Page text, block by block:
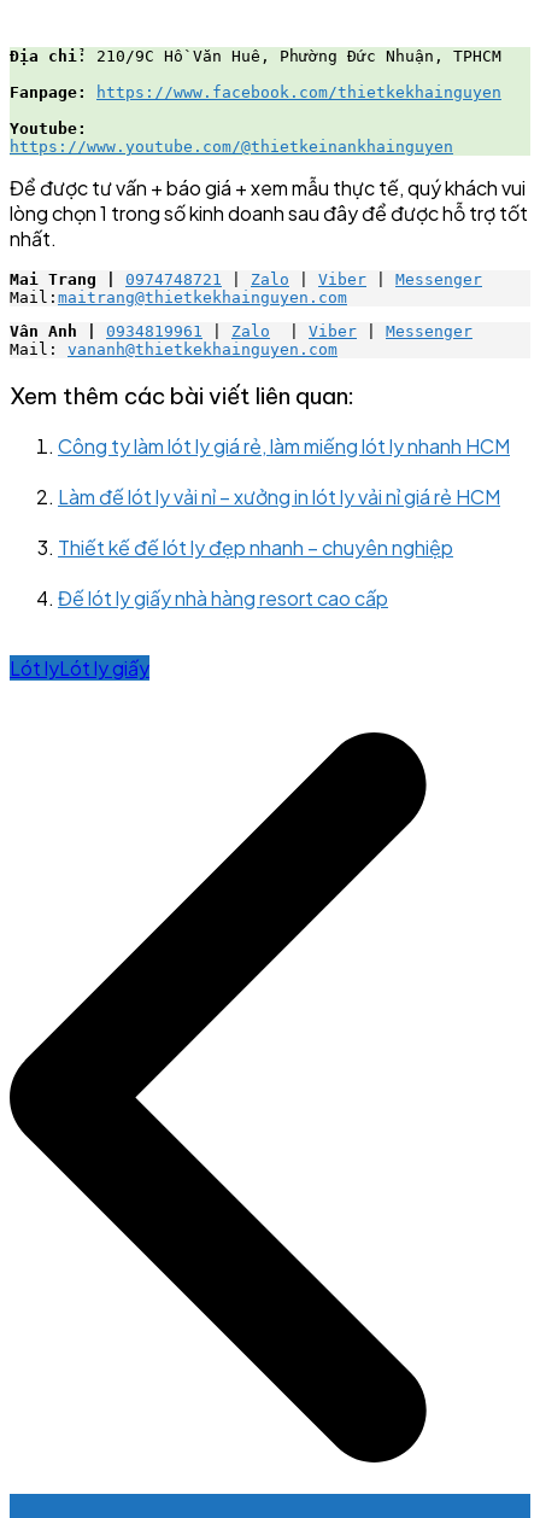
Địa chỉ : 210/9C Hồ Văn Huê, Phường Đức Nhuận, TPHCM
Fanpage:
https://www.facebook.com/thietkekhainguyen
Youtube:
https://www.youtube.com/@thietkeinankhainguyen
Để được tư vấn + báo giá + xem mẫu thực tế, quý khách vui
lòng chọn 1 trong số kinh doanh sau đây để được hỗ trợ tốt
nhất.
Mai Trang | 0974748721 Zalo Viber
Messenger
Mail: maitrang@thietkekhainguyen.com
Vân Anh |
0934819961 Zalo Viber
Messenger
Mail: vananh@thietkekhainguyen.com
Xem thêm các bài viết liên quan:
Công ty làm lót ly giá rẻ, làm miếng lót ly nhanh HCM
Làm đế lót ly vải nỉ – xưởng in lót ly vải nỉ giá rẻ HCM
Thiết kế đế lót ly đẹp nhanh – chuyên nghiệp
Đế lót ly giấy nhà hàng resort cao cấp
Lót lyLót ly giấy